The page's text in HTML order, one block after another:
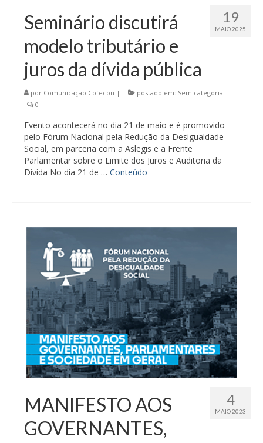
19
MAIO 2025
Seminário discutirá
modelo tributário e
juros da dívida pública
por Comunicação Cofecon | postado em: Sem categoria
|
0
Evento acontecerá no dia 21 de maio e é promovido
pelo Fórum Nacional pela Redução da Desigualdade
Social, em parceria com a Aslegis e a Frente
Parlamentar sobre o Limite dos Juros e Auditoria da
Dívida No dia 21 de … Conteúdo
4
MAIO 2023
MANIFESTO AOS
GOVERNANTES,